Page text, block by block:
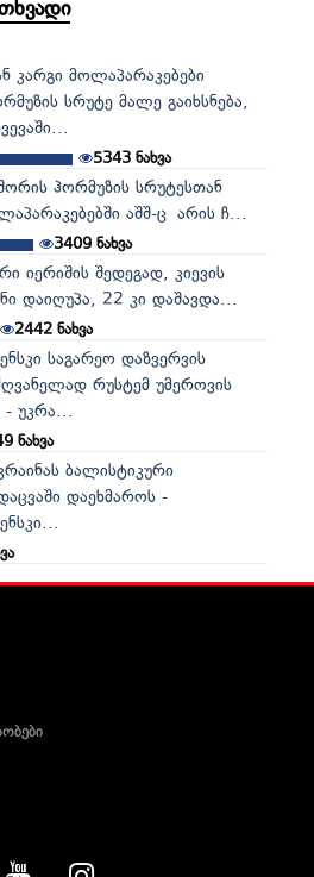
კარგი მოლაპარაკებები
სრუტე მალე გაიხსნება,
5343 ნახვა
ჰორმუზის სრუტესთან
აშშ-ც არის ჩ...
3409ნახვა
იერიშის შედეგად, კიევის
დაიღუპა, 22 კი დაშავდა...
2442ნახვა
საგარეო დაზვერვის
რუსტემ უმეროვის
- უკრა...
ნახვა
ბალისტიკური
დაეხმაროს -